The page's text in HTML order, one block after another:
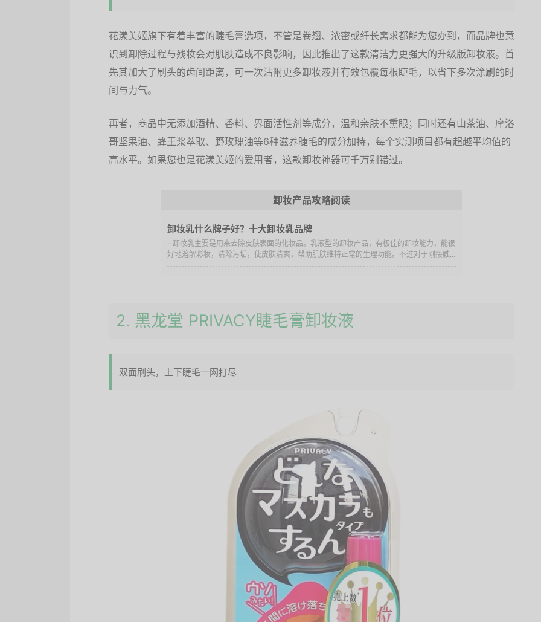
花漾美姬旗下有着丰富的睫毛膏选项，不管是卷翘、浓密或纤长需求都能为您办到，而品牌也意
识到卸除过程与残妆会对肌肤造成不良影响，因此推出了这款清洁力更强大的升级版卸妆液。首
先其加大了刷头的齿间距离，可一次沾附更多卸妆液并有效包覆每根睫毛，以省下多次涂刷的时
间与力气。
再者，商品中无添加酒精、香料、界面活性剂等成分，温和亲肤不熏眼；同时还有山茶油、摩洛
哥坚果油、蜂王浆萃取、野玫瑰油等6种滋养睫毛的成分加持，每个实测项目都有超越平均值的
高水平。如果您也是花漾美姬的爱用者，这款卸妆神器可千万别错过。
卸妆产品攻略阅读
卸妆乳什么牌子好？十大卸妆乳品牌
- 卸妆乳主要是用来去除皮肤表面的化妆品。乳液型的卸妆产品，有极佳的卸妆能力，能很
好地溶解彩妆，清除污垢，使皮肤清爽，帮助肌肤维持正常的生理功能。不过对于刚接触...
2. 黑龙堂 PRIVACY睫毛膏卸妆液
双面刷头，上下睫毛一网打尽